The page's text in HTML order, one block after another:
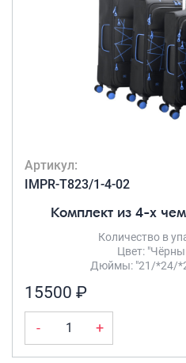
Артикул:
IMPR-T823/1-4-02
Комплект из 4-х
Количество в
Цвет:
Дюймы: "21/*24/
15500 ₽
- +